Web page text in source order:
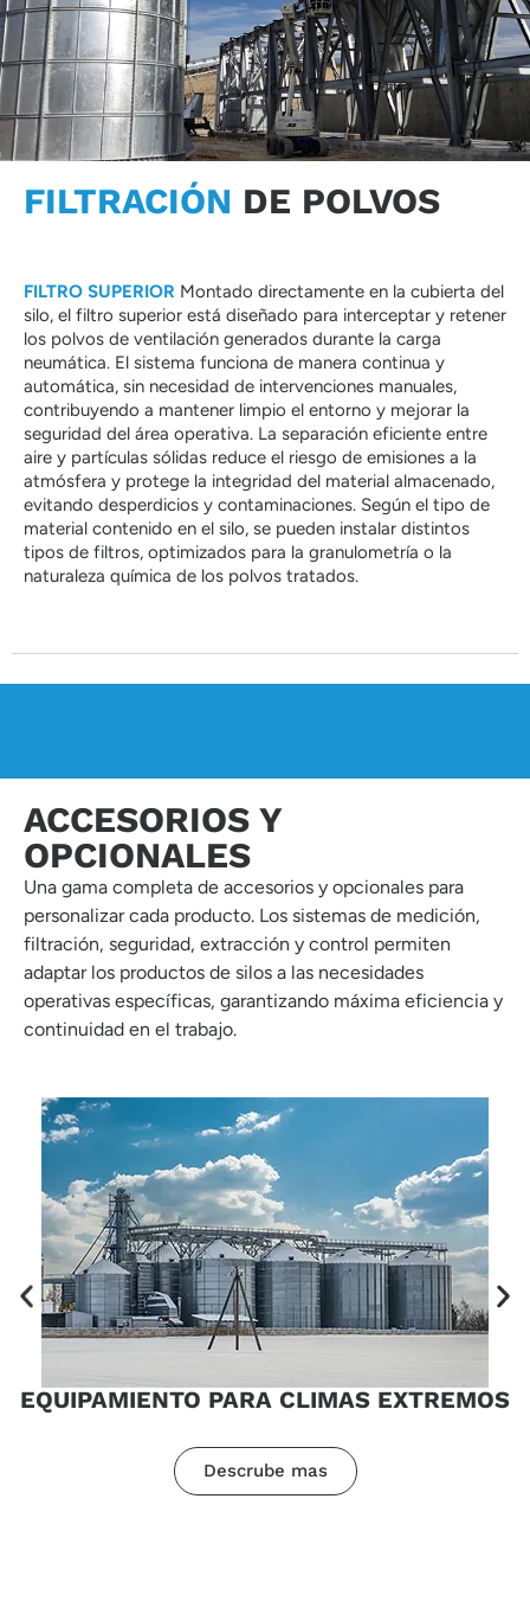
FILTRACIÓN DE POLVOS
FILTRO SUPERIOR Montado directamente en la cubierta del
silo, el filtro superior está diseñado para interceptar y retener
los polvos de ventilación generados durante la carga
neumática. El sistema funciona de manera continua y
automática, sin necesidad de intervenciones manuales,
contribuyendo a mantener limpio el entorno y mejorar la
seguridad del área operativa. La separación eficiente entre
aire y partículas sólidas reduce el riesgo de emisiones a la
atmósfera y protege la integridad del material almacenado,
evitando desperdicios y contaminaciones. Según el tipo de
material contenido en el silo, se pueden instalar distintos
tipos de filtros, optimizados para la granulometría o la
naturaleza química de los polvos tratados.
ACCESORIOS Y
OPCIONALES
Una gama completa de accesorios y opcionales para
personalizar cada producto. Los sistemas de medición,
filtración, seguridad, extracción y control permiten
adaptar los productos de silos a las necesidades
operativas específicas, garantizando máxima eficiencia y
continuidad en el trabajo.
EQUIPAMIENTO PARA CLIMAS EXTREMOS
Descrube mas